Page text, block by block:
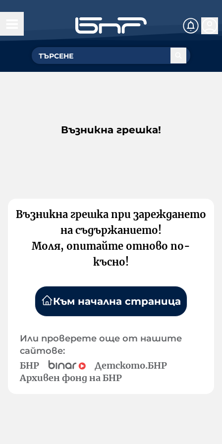
Възникна грешка!
Възникна грешка при зареждането
на съдържанието!
Моля, опитайте отново по-
късно!
Към начална страница
Или проверете още от нашите
сайтове:
БНР
Детското.БНР
Архивен фонд на БНР